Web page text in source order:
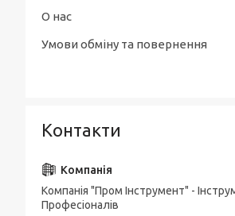
О нас
Умови обміну та повернення
Контакти
Компанія "Пром Інструмент" -
Професіоналів